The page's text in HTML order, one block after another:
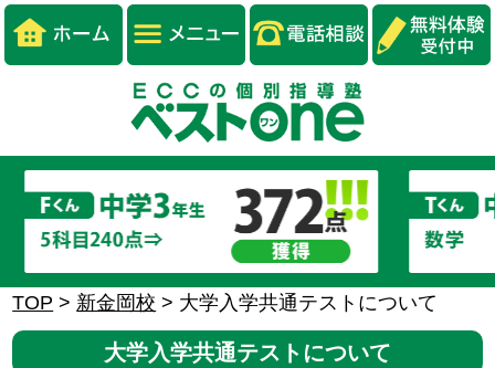
TOP > 新金岡校 > 大学入学共通テストについて
大学入学共通テストについて